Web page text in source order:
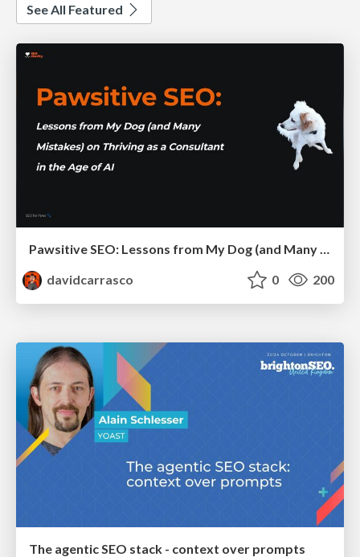
See All Featured
Pawsitive SEO: Lessons from My Dog (and Many Mistakes) on Thriving as a Consultant in the Age of AI
davidcarrasco
0 200
The agentic SEO stack - context over prompts